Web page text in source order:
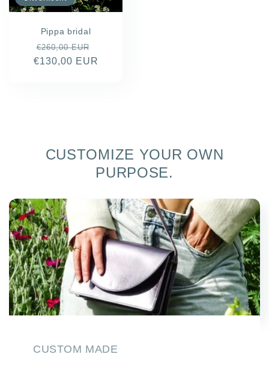
Pippa bridal
Normale
prijs
€260,00 EUR
€130,00 EUR
CUSTOMIZE YOUR OWN
PURPOSE.
CUSTOM MADE